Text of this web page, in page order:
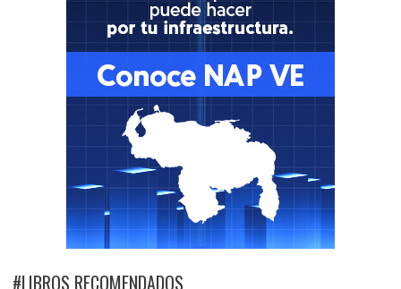
#LIBROS RECOMENDADOS